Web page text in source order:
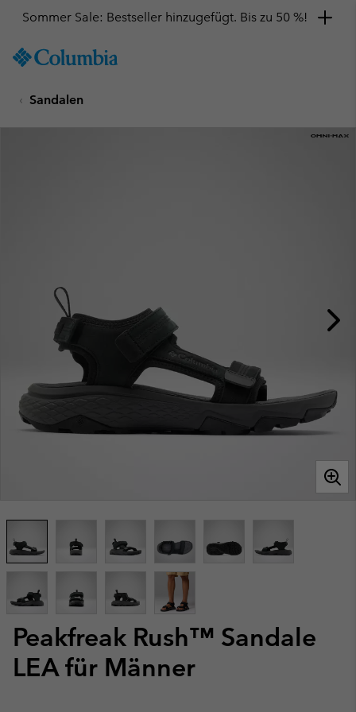
TO
SKIP
MAIN
Sommer Sale: Bestseller hinzugefügt. Bis zu 50 %!
Sandalen
Peakfreak Rush™ Sandale
LEA für Männer